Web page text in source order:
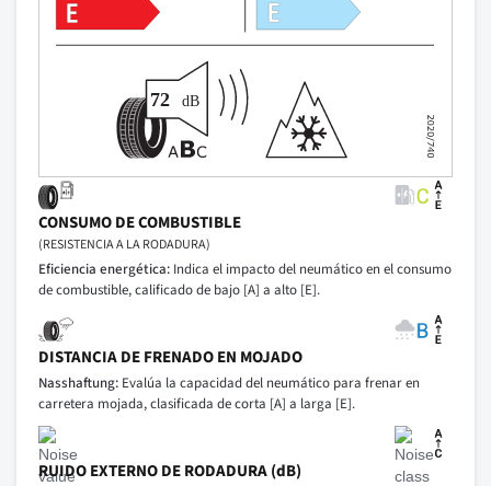
CONSUMO DE COMBUSTIBLE
(RESISTENCIA A LA RODADURA)
Eficiencia energética: Indica el impacto del neumático en el consumo
de combustible, calificado de bajo [A] a alto [E].
DISTANCIA DE FRENADO EN MOJADO
Nasshaftung: Evalúa la capacidad del neumático para frenar en
carretera mojada, clasificada de corta [A] a larga [E].
RUIDO EXTERNO DE RODADURA (dB)